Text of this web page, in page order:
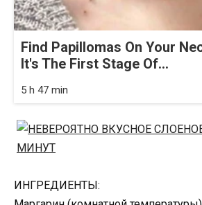
Find Papillomas On Your
It's The First Stage Of...
5 h 47 min
ИНГРЕДИЕНТЫ: